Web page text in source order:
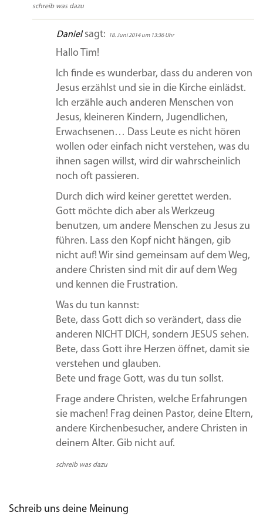
schreib was dazu
Daniel sagt: 18. Juni 2014 um 13:36 Uhr
Hallo Tim!
Ich finde es wunderbar, dass du anderen von
Jesus erzählst und sie in die Kirche einlädst.
Ich erzähle auch anderen Menschen von
Jesus, kleineren Kindern, Jugendlichen,
Erwachsenen… Dass Leute es nicht hören
wollen oder einfach nicht verstehen, was du
ihnen sagen willst, wird dir wahrscheinlich
noch oft passieren.
Durch dich wird keiner gerettet werden.
Gott möchte dich aber als Werkzeug
benutzen, um andere Menschen zu Jesus zu
führen. Lass den Kopf nicht hängen, gib
nicht auf! Wir sind gemeinsam auf dem Weg,
andere Christen sind mit dir auf dem Weg
und kennen die Frustration.
Was du tun kannst:
Bete, dass Gott dich so verändert, dass die
anderen NICHT DICH, sondern JESUS sehen.
Bete, dass Gott ihre Herzen öffnet, damit sie
verstehen und glauben.
Bete und frage Gott, was du tun sollst.
Frage andere Christen, welche Erfahrungen
sie machen! Frag deinen Pastor, deine Eltern,
andere Kirchenbesucher, andere Christen in
deinem Alter. Gib nicht auf.
schreib was dazu
Schreib uns deine Meinung